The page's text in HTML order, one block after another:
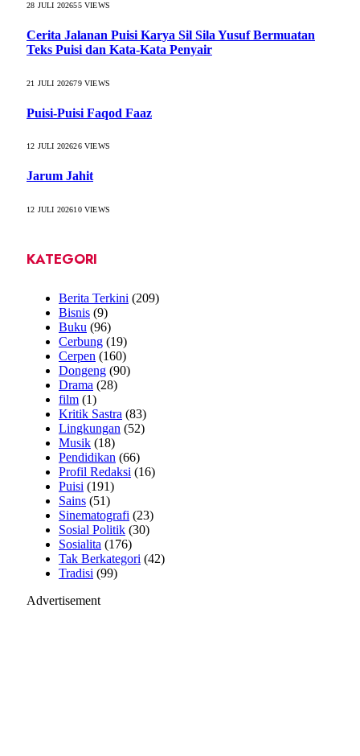
28 JULI 202655VIEWS
Cerita Jalanan Puisi Karya Sil Sila Yusuf Bermuatan
Teks Puisi dan Kata-Kata Penyair
21 JULI 202679VIEWS
Puisi-Puisi Faqod Faaz
12 JULI 202626VIEWS
Jarum Jahit
12 JULI 202610VIEWS
KATEGORI
Berita Terkini (209)
Bisnis (9)
Buku (96)
Cerbung (19)
Cerpen (160)
Dongeng (90)
Drama (28)
film (1)
Kritik Sastra (83)
Lingkungan (52)
Musik (18)
Pendidikan (66)
Profil Redaksi (16)
Puisi (191)
Sains (51)
Sinematografi (23)
Sosial Politik (30)
Sosialita (176)
Tak Berkategori (42)
Tradisi (99)
Advertisement